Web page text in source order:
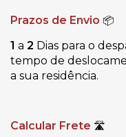
Prazos de Envio 📦
1 a 2 Dias para o
tempo de
a sua residência.
Calcular Frete 🛣